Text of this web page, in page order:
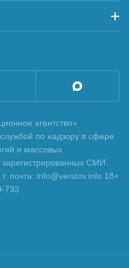
агентство»
по надзору в сфере
и массовых
зарегистрированных СМИ:
почта: info@verstov.info 18+
733